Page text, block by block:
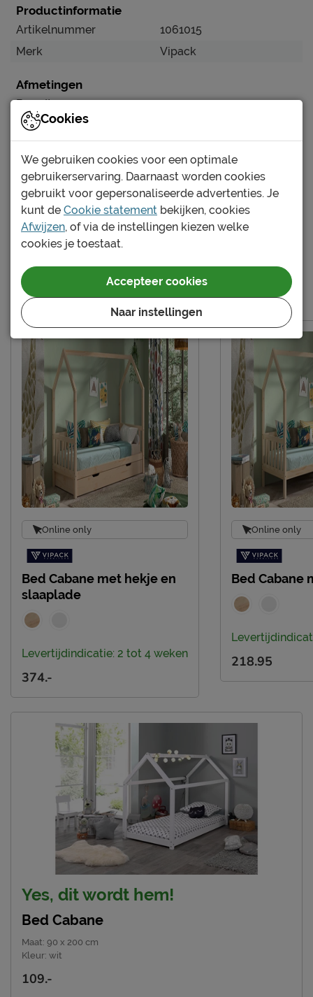
Productinformatie
Artikelnummer
1061015
Merk
Vipack
Afmetingen
Breedte
90 cm
Instaphoogte in cm
Buitenmaat (BxL)
98 x 206 cm
Lengte
200 cm
Comforthoogte (hoge
instap)
Hoogte hoofdbord
Hoogte
Kenmerken
Thema bed
huis
Elektrisch verstelbare
bedbodem mogelijk?
Niet mogelijk
Uitvoering
Incl. bedbodem, excl.
matras
Kleur
wit
Materiaal
grenen
Materiaal poten
grenen
Type bed
Vloerbed
Goed om te weten
Onderhoud
Afnemen met een
Garantie
2 jaar garantie volgens
CBW voorwaarden
Montage
Leveranciersinformatie
Naam
Meulebeeksestraat 51,
8710, Wielsbeke, België
Emailadres
sales@vipack.be
Meer van de serie Cabane
Online only
Bed Cabane met hekje en
slaaplade
Levertijdindicatie: 2 tot 4 weken
374.-
Online only
Bed Cabane
218.95
Yes, dit wordt hem!
Bed Cabane
Maat: 90 x 200 cm
Kleur: wit
109.-
Cookies
We gebruiken cookies voor een optimale
gebruikerservaring. Daarnaast worden cookies
gebruikt voor gepersonaliseerde advertenties. Je
kunt de Cookie statement bekijken, cookies
Afwijzen, of via de instellingen kiezen welke
cookies je toestaat.
Naar instellingen
Accepteer cookies